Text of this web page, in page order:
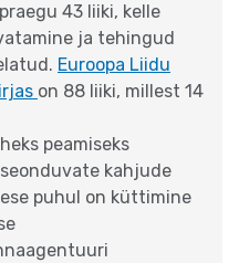
43 liiki, kelle
ja tehingud
Euroopa Liidu
on 88 liiki, millest 14
peamiseks
kahjude
puhul on küttimine